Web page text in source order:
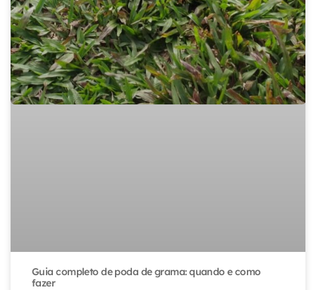
Guia completo de poda de grama: quando e como
fazer